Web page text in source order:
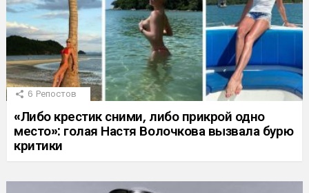
6 Репостов
«Либо крестик сними, либо прикрой одно
место»: голая Настя Волочкова вызвала бурю
критики